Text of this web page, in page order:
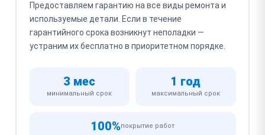
Предоставляем гарантию на все виды ремонта и
используемые детали. Если в течение
гарантийного срока возникнут неполадки —
устраним их бесплатно в приоритетном порядке.
3 мес
минимальный срок
1 год
максимальный срок
100%покрытие работ